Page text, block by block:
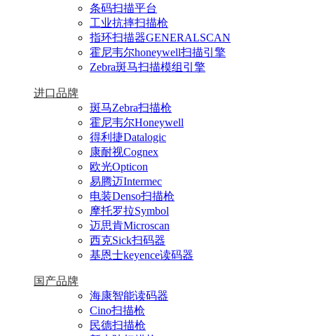
条码扫描平台
工业抗摔扫描枪
指环扫描器GENERALSCAN
霍尼韦尔honeywell扫描引擎
Zebra斑马扫描模组引擎
进口品牌
斑马Zebra扫描枪
霍尼韦尔Honeywell
得利捷Datalogic
康耐视Cognex
欧光Opticon
易腾迈Intermec
电装Denso扫描枪
摩托罗拉Symbol
迈思肯Microscan
西克Sick扫码器
基恩士keyence读码器
国产品牌
海康智能读码器
Cino扫描枪
民德扫描枪